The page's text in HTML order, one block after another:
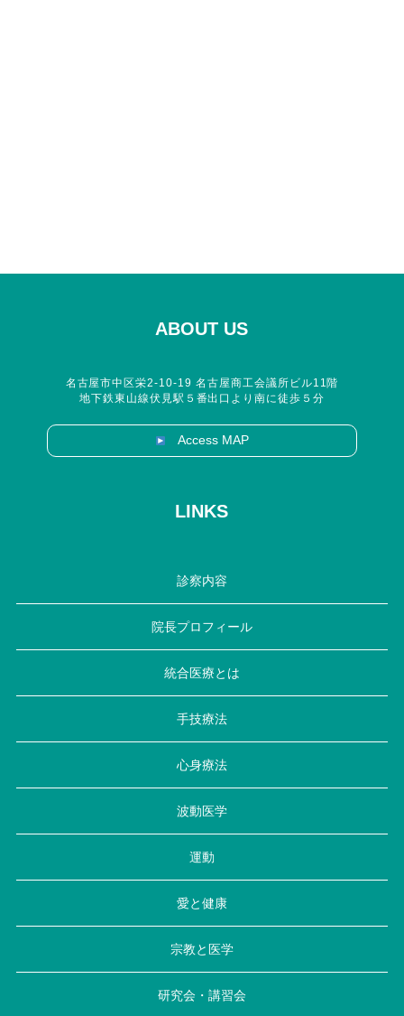
ABOUT US
名古屋市中区栄2-10-19 名古屋商工会議所ビル11階
地下鉄東山線伏見駅５番出口より南に徒歩５分
Access MAP
LINKS
診察内容
院長プロフィール
統合医療とは
手技療法
心身療法
波動医学
運動
愛と健康
宗教と医学
研究会・講習会